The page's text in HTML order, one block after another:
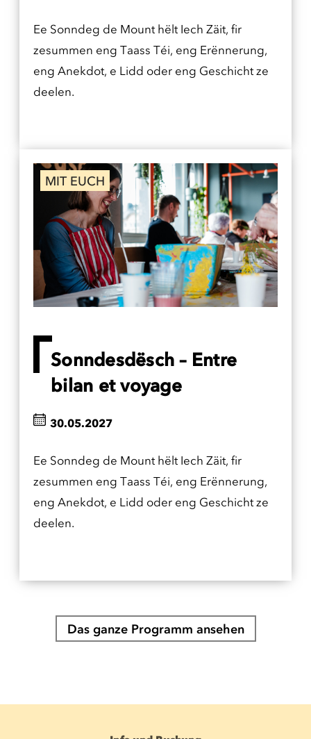
Ee Sonndeg de Mount hëlt Iech Zäit, fir
zesummen eng Taass Téi, eng Erënnerung,
eng Anekdot, e Lidd oder eng Geschicht ze
deelen.
MIT EUCH
Sonndesdësch – Entre
bilan et voyage
Ee Sonndeg de Mount hëlt Iech Zäit, fir
zesummen eng Taass Téi, eng Erënnerung,
eng Anekdot, e Lidd oder eng Geschicht ze
deelen.
30.05.2027
Das ganze Programm ansehen